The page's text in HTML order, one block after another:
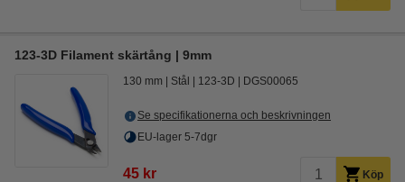
123-3D Filament skärtång | 9mm
130 mm Stål 123-3D DGS00065
Se specifikationerna och beskrivningen
EU-lager 5-7dgr
45 kr Köp